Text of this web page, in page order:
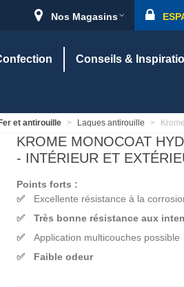
Nos Magasins
Conseils &
Fer et antirouille > Laques antirouille >
KROME MONOCOAT
- INTÉRIEUR ET
Points forts :
Excellente résistance à la
Très bonne résistance aux
Application multicouches possible
Faible odeur